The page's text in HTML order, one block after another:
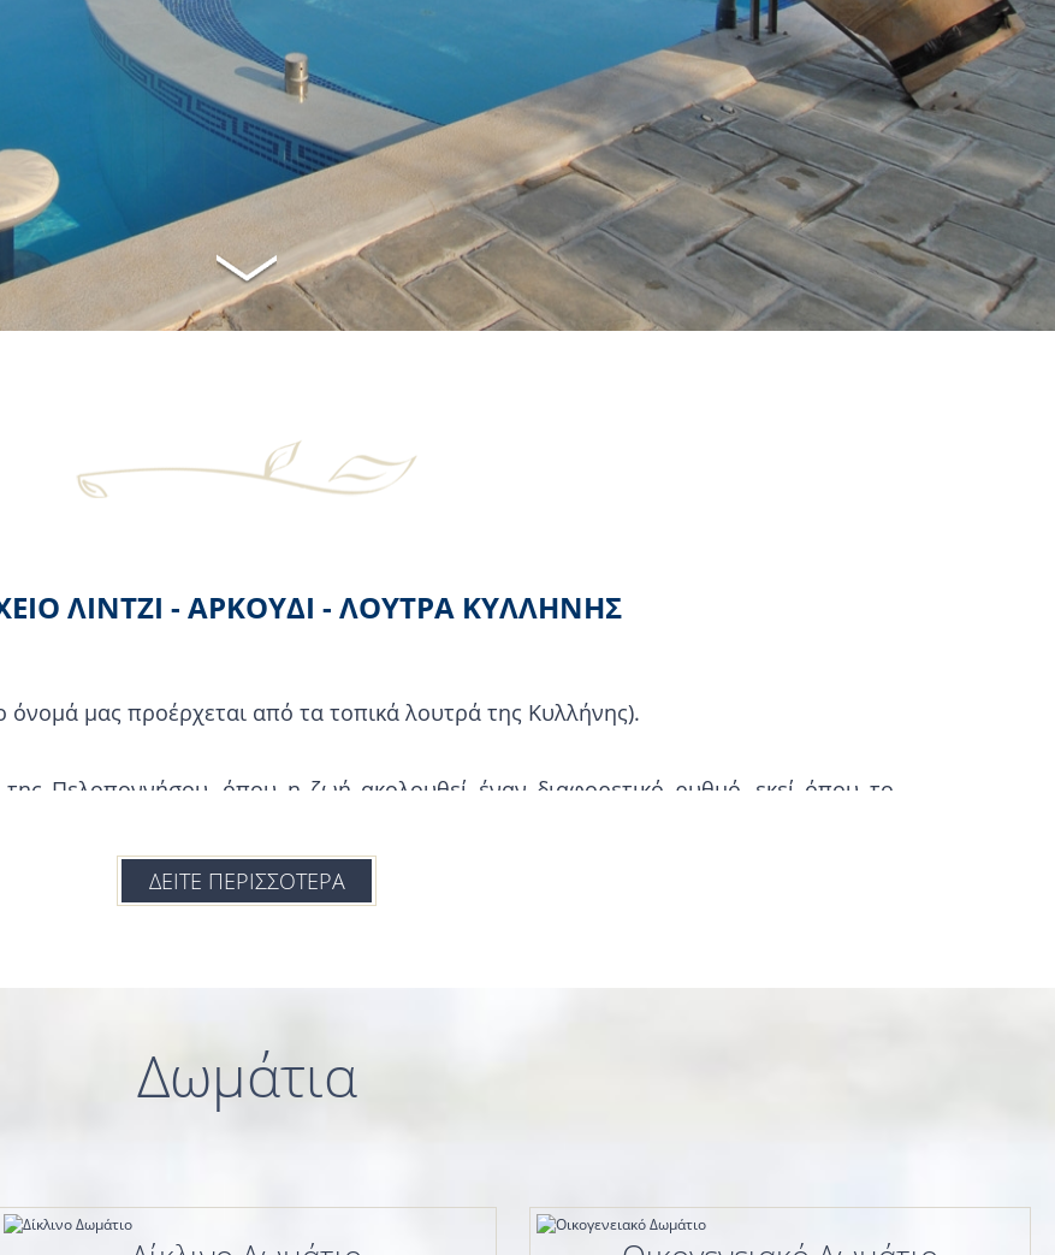
ΛΙΝΤΖΙ - ΑΡΚΟΥΔΙ - ΛΟΥΤΡΑ ΚΥΛΛΗΝΗΣ
μας προέρχεται από τα τοπικά λουτρά της Κυλλήνης).
της Πελοποννήσου, όπου η ζωή ακολουθεί έναν διαφορετικό ρυθμό, εκεί όπου το
γεμάτα ευκάλυπτους και πεύκα, απέραντες χρυσές παραλίες, που κάθε χρόνο
με τη γαλάζια σημαία, ένας χώρος που προσφέρει όλη την ποικιλία της Ελληνικής
το ξενοδοχείο "Lintzi" με 43 δροσερά δωμάτια, με ένα, δύο ή τρία κρεβάτια.
προσωπικό μας. Όλα τα δωμάτιά μας διαθέτουν δικό τους μπάνιο, τηλέφωνο,
ΔΕΙΤΕ ΠΕΡΙΣΣΟΤΕΡΑ
Δωμάτια